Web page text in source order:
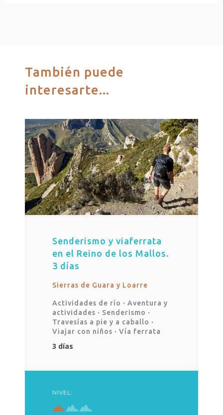
También puede
interesarte...
Senderismo y viaferrata
en el Reino de los Mallos.
3 días
Sierras de Guara y Loarre
Actividades de río · Aventura y
actividades · Senderismo ·
Travesías a pie y a caballo ·
Viajar con niños · Vía ferrata
3 días
NIVEL: